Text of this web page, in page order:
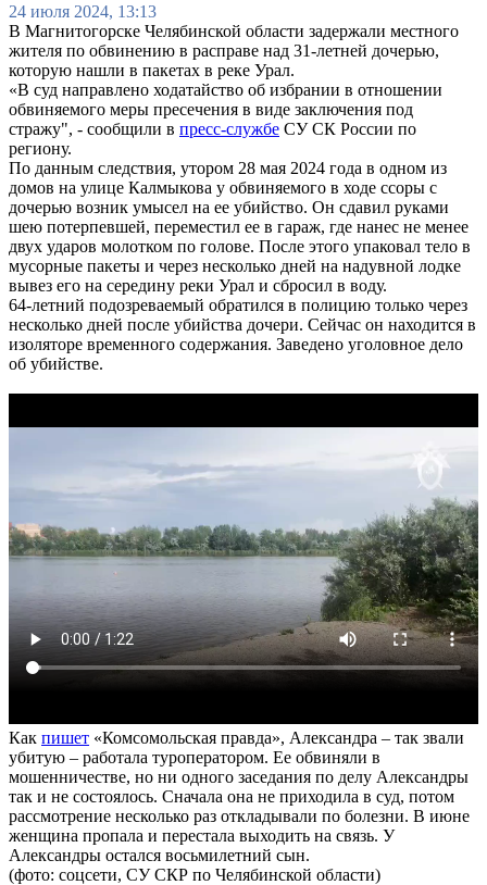
24 июля 2024, 13:13
В Магнитогорске Челябинской области задержали местного
жителя по обвинению в расправе над 31-летней дочерью,
которую нашли в пакетах в реке Урал.
«В суд направлено ходатайство об избрании в отношении
обвиняемого меры пресечения в виде заключения под
стражу", - сообщили в пресс-службе СУ СК России по
региону.
По данным следствия, утором 28 мая 2024 года в одном из
домов на улице Калмыкова у обвиняемого в ходе ссоры с
дочерью возник умысел на ее убийство. Он сдавил руками
шею потерпевшей, переместил ее в гараж, где нанес не менее
двух ударов молотком по голове. После этого упаковал тело в
мусорные пакеты и через несколько дней на надувной лодке
вывез его на середину реки Урал и сбросил в воду.
64-летний подозреваемый обратился в полицию только через
несколько дней после убийства дочери. Сейчас он находится в
изоляторе временного содержания. Заведено уголовное дело
об убийстве.
Как пишет «Комсомольская правда», Александра – так звали
убитую – работала туроператором. Ее обвиняли в
мошенничестве, но ни одного заседания по делу Александры
так и не состоялось. Сначала она не приходила в суд, потом
рассмотрение несколько раз откладывали по болезни. В июне
женщина пропала и перестала выходить на связь. У
Александры остался восьмилетний сын.
(фото: соцсети, СУ СКР по Челябинской области)